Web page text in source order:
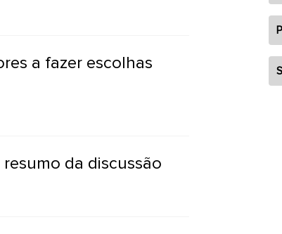
a fazer escolhas
da discussão